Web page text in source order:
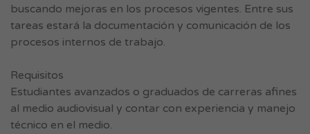
buscando mejoras en los procesos vigentes. Entre sus
tareas estará la documentación y comunicación de los
procesos internos de trabajo.
Requisitos
Estudiantes avanzados o graduados de carreras afines
al medio audiovisual y contar con experiencia y manejo
técnico en el medio.